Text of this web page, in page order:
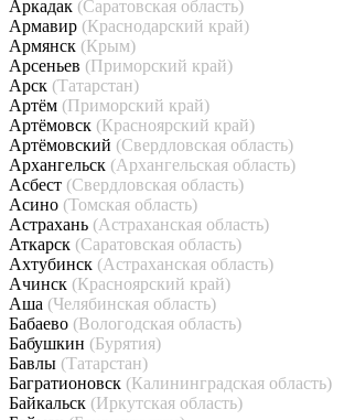
Аркадак (Саратовская область)
Армавир (Краснодарский край)
Армянск (Крым)
Арсеньев (Приморский край)
Арск (Татарстан)
Артём (Приморский край)
Артёмовск (Красноярский край)
Артёмовский (Свердловская область)
Архангельск (Архангельская область)
Асбест (Свердловская область)
Асино (Томская область)
Астрахань (Астраханская область)
Аткарск (Саратовская область)
Ахтубинск (Астраханская область)
Ачинск (Красноярский край)
Аша (Челябинская область)
Бабаево (Вологодская область)
Бабушкин (Бурятия)
Бавлы (Татарстан)
Багратионовск (Калининградская область)
Байкальск (Иркутская область)